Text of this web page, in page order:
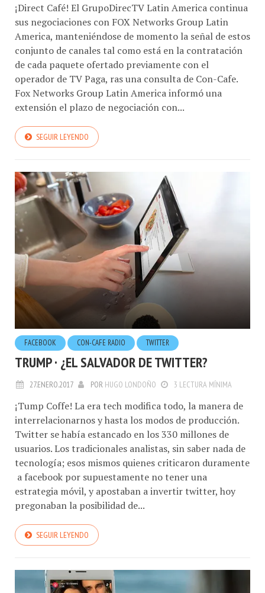
¡Direct Café! El GrupoDirecTV Latin America continua
sus negociaciones con FOX Networks Group Latin
America, manteniéndose de momento la señal de estos
conjunto de canales tal como está en la contratación
de cada paquete ofertado previamente con el
operador de TV Paga, ras una consulta de Con-Cafe.
Fox Networks Group Latin America informó una
extensión el plazo de negociación con...
SEGUIR LEYENDO
FACEBOOK CON-CAFE RADIO TWITTER
TRUMP · ¿EL SALVADOR DE TWITTER?
27.ENERO.2017 POR HUGO LONDOÑO 3 LECTURA MÍNIMA
¡Tump Coffe! La era tech modifica todo, la manera de
interrelacionarnos y hasta los modos de producción.
Twitter se había estancado en los 330 millones de
usuarios. Los tradicionales analistas, sin saber nada de
tecnología; esos mismos quienes criticaron duramente
a facebook por supuestamente no tener una
estrategia móvil, y apostaban a invertir twitter, hoy
pregonaban la posibilidad de...
SEGUIR LEYENDO